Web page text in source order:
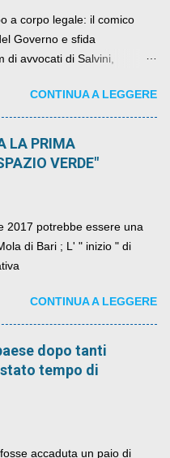
a corpo legale: il comico
Governo e sfida
di avvocati di Salvini,
CONTINUA A LEGGERE
LA PRIMA
VERDE"
2017 potrebbe essere una
di Bari ; L' " inizio " di
CONTINUA A LEGGERE
dopo tanti
tempo di
accaduta un paio di